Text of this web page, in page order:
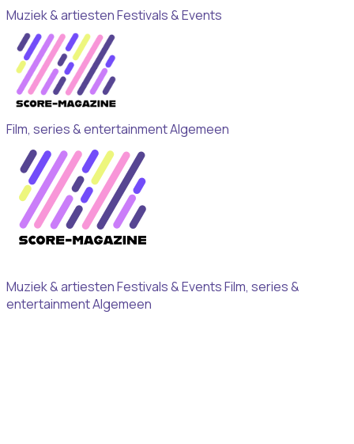
Muziek & artiestenFestivals & Events
Film, series & entertainmentAlgemeen
Muziek & artiestenFestivals & EventsFilm, series &
entertainmentAlgemeen